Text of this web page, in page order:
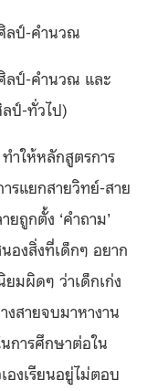
ลป์-คำนวณ
ลป์-คำนวณ และ
ลป์-ทั่วไป)
ำให้หลักสูตรการ
รแยกสายวิทย์-สาย
ถูกตั้ง ‘คำถาม’
องสิ่งที่เด็กๆ อยาก
ยมผิดๆ ว่าเด็กเก่ง
งสายจบมาหางาน
การศึกษาต่อใน
งเรียนอยู่ไม่ตอบ